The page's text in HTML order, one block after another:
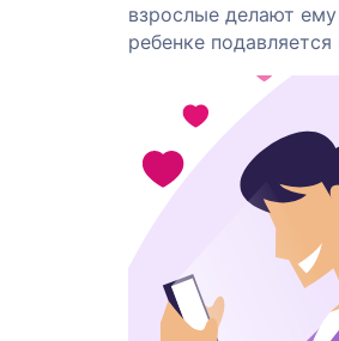
взрослые делают
ребенке